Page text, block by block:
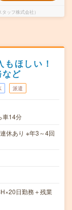
ッフ株式会社）
ほしい！
ど
派遣
車14分
休あり ※年3～4回
日勤務＋残業